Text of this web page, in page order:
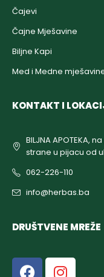
Čajevi
Čajne Mješavine
Biljne Kapi
Med i Medne
KONTAKT I
BILJNA APOTEKA,
strane u pijacu od
062-226-110
info@herbas.ba
DRUŠTVENE MREŽE